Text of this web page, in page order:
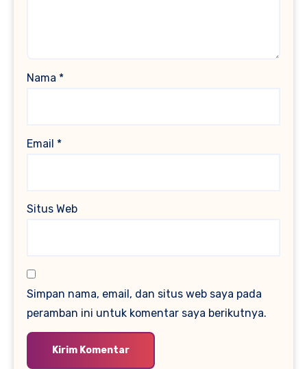
Nama *
Email *
Situs Web
Simpan nama, email, dan situs web saya pada
peramban ini untuk komentar saya berikutnya.